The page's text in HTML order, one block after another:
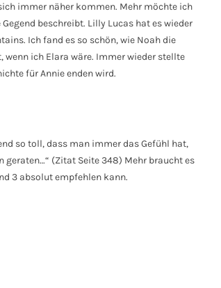
immer näher kommen. Mehr möchte ich
beschreibt. Lilly Lucas hat es wieder
Ich fand es so schön, wie Noah die
ich Elara wäre. Immer wieder stellte
für Annie enden wird.
so toll, dass man immer das Gefühl hat,
geraten…“ (Zitat Seite 348) Mehr braucht es
3 absolut empfehlen kann.